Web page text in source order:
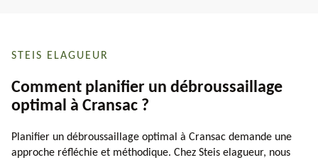
STEIS ELAGUEUR
Comment planifier un débroussaillage
optimal à Cransac ?
Planifier un débroussaillage optimal à Cransac demande une
approche réfléchie et méthodique. Chez Steis elagueur, nous